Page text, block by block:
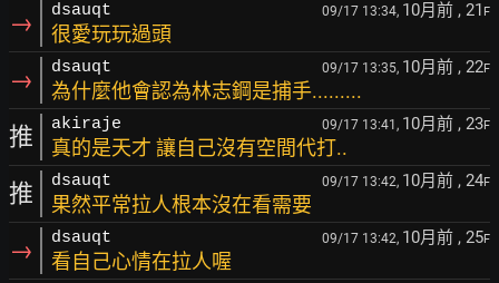
→ dsauqt 09/17 13:34, 10月前 , 21 F
很愛玩玩過頭
→ dsauqt 09/17 13:35, 10月前 , 22F
為什麼他會認為林志鋼是捕手.........
推 akiraje 09/17 13:41, 10月前 , 23F
真的是天才 讓自己沒有空間代打..
推 dsauqt 09/17 13:42, 10月前 , 24F
果然平常拉人根本沒在看需要
→ dsauqt 09/17 13:42, 10月前 , 25F
看自己心情在拉人喔